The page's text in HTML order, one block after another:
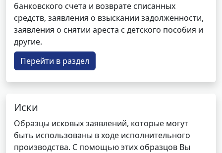
банковского счета и возврате списанных
средств, заявления о взыскании задолженности,
заявления о снятии ареста с детского пособия и
другие.
Перейти в раздел
Иски
Образцы исковых заявлений, которые могут
быть использованы в ходе исполнительного
производства. С помощью этих образцов Вы